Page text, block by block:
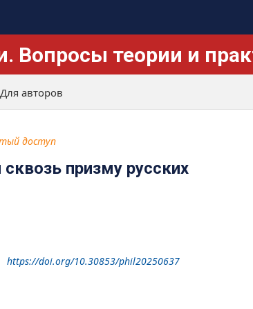
Вопросы теории и
Для авторов
доступ
призму русских
https://doi.org/10.30853/phil20250637